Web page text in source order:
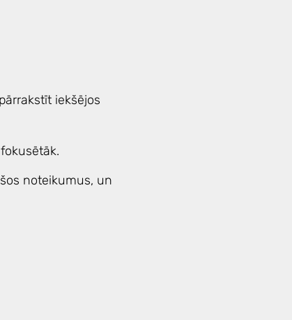
iekšējos
noteikumus, un